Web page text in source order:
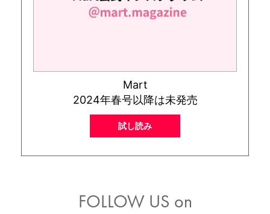
Mart
2024年春号以降は未発売
試し読み
FOLLOW US on